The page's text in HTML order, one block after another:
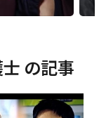
の記事